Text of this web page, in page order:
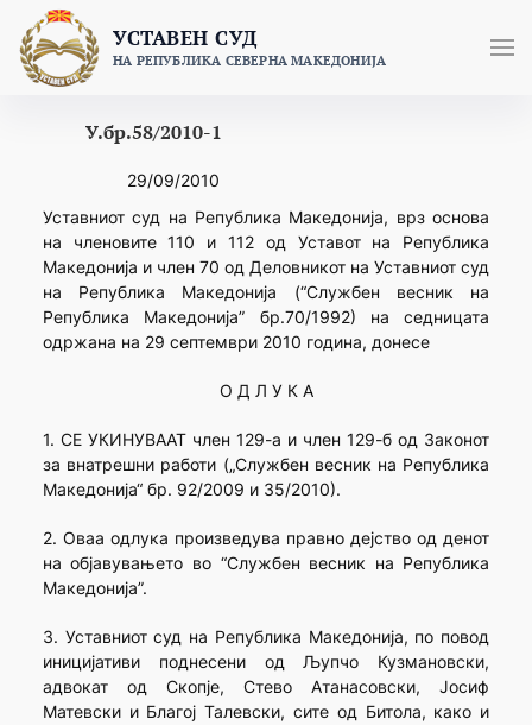
content
УСТАВЕН СУД
НА РЕПУБЛИКА СЕВЕРНА МАКЕДОНИЈА
У.бр.58/2010-1
29/09/2010
Уставниот суд на Република Македонија, врз основа
на членовите 110 и 112 од Уставот на Република
Македонија и член 70 од Деловникот на Уставниот суд
на Република Македонија (“Службен весник на
Република Македонија” бр.70/1992) на седницата
одржана на 29 септември 2010 година, донесе
О Д Л У К А
1. СЕ УКИНУВААТ член 129-а и член 129-б од Законот
за внатрешни работи („Службен весник на Република
Македонија“ бр. 92/2009 и 35/2010).
2. Оваа одлука произведува правно дејство од денот
на објавувањето во “Службен весник на Република
Македонија”.
3. Уставниот суд на Република Македонија, по повод
иницијативи поднесени од Љупчо Кузмановски,
адвокат од Скопје, Стево Атанасовски, Јосиф
Матевски и Благој Талевски, сите од Битола, како и